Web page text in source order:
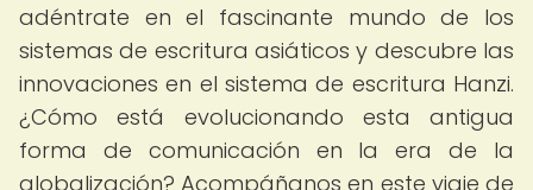
adéntrate en el fascinante mundo de los
sistemas de escritura asiáticos y descubre las
innovaciones en el sistema de escritura Hanzi.
¿Cómo está evolucionando esta antigua
forma de comunicación en la era de la
globalización? Acompáñanos en este viaje de